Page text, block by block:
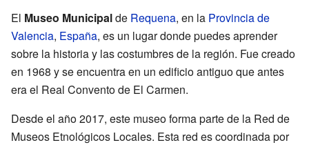
El Museo Municipalde Requena, en la Provincia de
Valencia, España, es un lugar donde puedes aprender
sobre la historia y las costumbres de la región. Fue creado
en 1968 y se encuentra en un edificio antiguo que antes
era el Real Convento de El Carmen.
Desde el año 2017, este museo forma parte de la Red de
Museos Etnológicos Locales. Esta red es coordinada por